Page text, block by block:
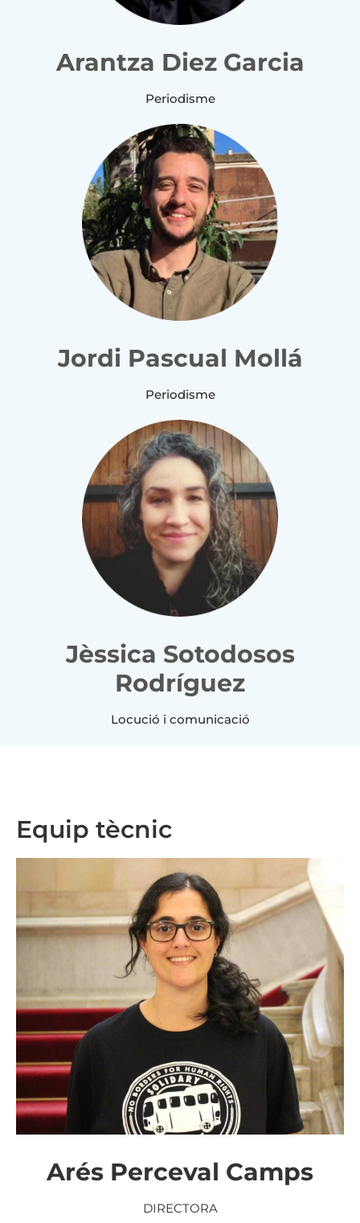
Arantza Diez Garcia
Periodisme
Jordi Pascual Mollá
Periodisme
Jèssica Sotodosos
Rodríguez
Locució i comunicació
Equip tècnic
Arés Perceval Camps
DIRECTORA